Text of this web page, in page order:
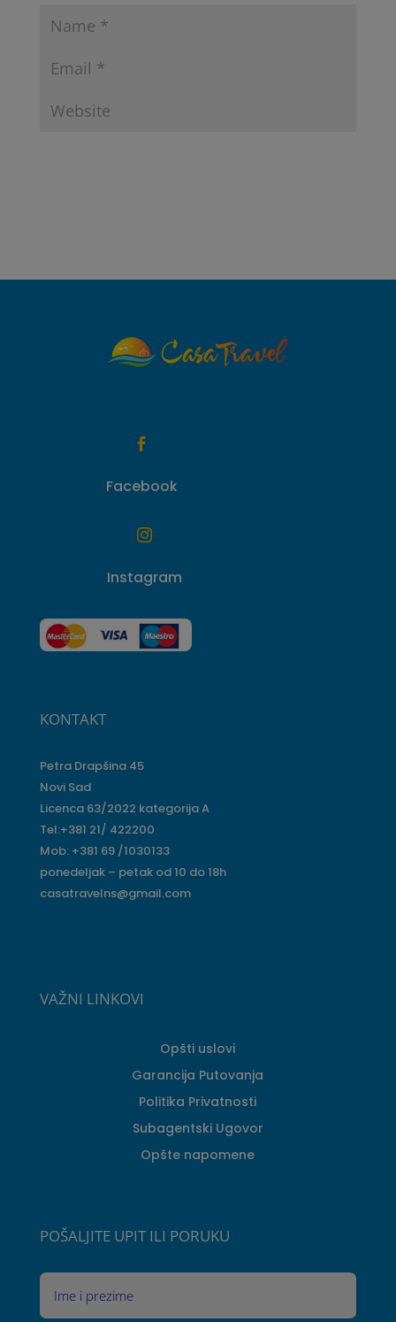

Facebook

Instagram
KONTAKT
Petra Drapšina 45
Novi Sad
Licenca 63/2022 kategorija A
Tel:+381 21/ 422200
Mob: +381 69 /1030133
ponedeljak – petak od 10 do 18h
casatravelns@gmail.com
VAŽNI LINKOVI
Opšti uslovi
Garancija Putovanja
Politika Privatnosti
Subagentski Ugovor
Opšte napomene
POŠALJITE UPIT ILI PORUKU